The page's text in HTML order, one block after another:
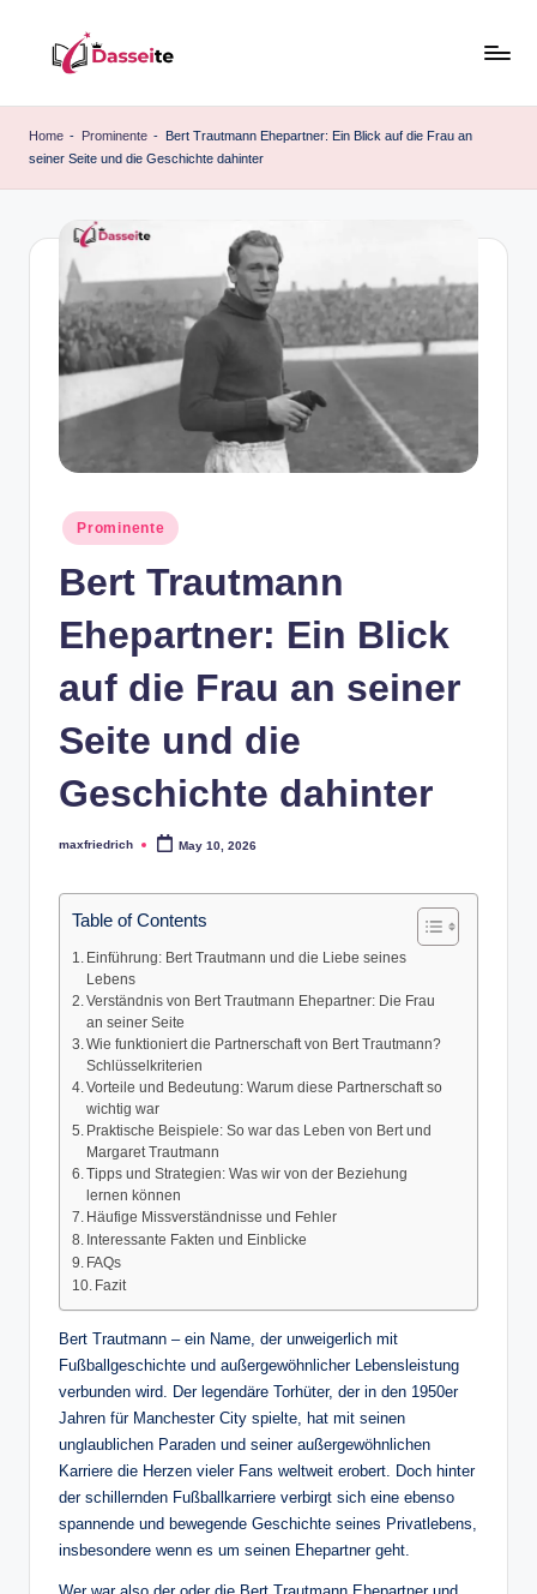
content
a
e
Home - Prominente - Bert Trautmann Ehepartner: Ein Blick auf die Frau an
seiner Seite und die Geschichte dahinter
Posted
in
Prominente
Bert Trautmann
Ehepartner: Ein Blick
auf die Frau an seiner
Seite und die
Geschichte dahinter
Posted
maxfriedrich May 10, 2026
Table of Contents
Einführung: Bert Trautmann und die Liebe seines
Lebens
Verständnis von Bert Trautmann Ehepartner: Die Frau
an seiner Seite
Wie funktioniert die Partnerschaft von Bert Trautmann?
Schlüsselkriterien
Vorteile und Bedeutung: Warum diese Partnerschaft so
wichtig war
Praktische Beispiele: So war das Leben von Bert und
Margaret Trautmann
Tipps und Strategien: Was wir von der Beziehung
lernen können
Häufige Missverständnisse und Fehler
Interessante Fakten und Einblicke
FAQs
Fazit
Bert Trautmann – ein Name, der unweigerlich mit
Fußballgeschichte und außergewöhnlicher Lebensleistung
verbunden wird. Der legendäre Torhüter, der in den 1950er
Jahren für Manchester City spielte, hat mit seinen
unglaublichen Paraden und seiner außergewöhnlichen
Karriere die Herzen vieler Fans weltweit erobert. Doch hinter
der schillernden Fußballkarriere verbirgt sich eine ebenso
spannende und bewegende Geschichte seines Privatlebens,
insbesondere wenn es um seinen Ehepartner geht.